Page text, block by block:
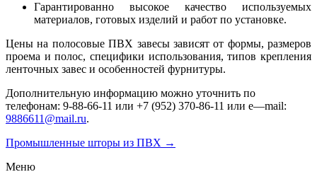
Гарантированно высокое качество используемых
материалов, готовых изделий и работ по установке.
Цены на полосовые ПВХ завесы зависят от формы, размеров
проема и полос, специфики использования, типов крепления
ленточных завес и особенностей фурнитуры.
Дополнительную информацию можно уточнить по
телефонам: 9-88-66-11 или +7 (952) 370-86-11 или e—mail:
9886611@mail.ru.
Промышленные шторы из ПВХ →
Меню